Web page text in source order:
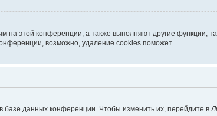
этой конференции, а также выполняют другие функции,
возможно, удаление cookies поможет.
базе данных конференции. Чтобы изменить их, перейдите в